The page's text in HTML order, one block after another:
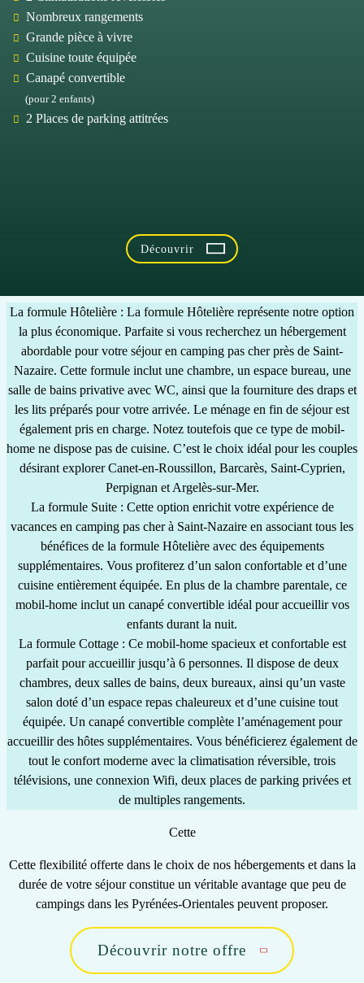
Découvrir
Nombreux rangements
Grande pièce à vivre
Cuisine toute équipée
Canapé convertible
(pour 2 enfants)
2 Places de parking attitrées
La formule Hôtelière : La formule Hôtelière représente notre option
la plus économique. Parfaite si vous recherchez un hébergement
abordable pour votre séjour en camping pas cher près de Saint-
Nazaire. Cette formule inclut une chambre, un espace bureau, une
salle de bains privative avec WC, ainsi que la fourniture des draps et
les lits préparés pour votre arrivée. Le ménage en fin de séjour est
également pris en charge. Notez toutefois que ce type de mobil-
home ne dispose pas de cuisine. C’est le choix idéal pour les couples
désirant explorer Canet-en-Roussillon, Barcarès, Saint-Cyprien,
Perpignan et Argelès-sur-Mer.
La formule Suite: Cette option enrichit votre expérience de
vacances en camping pas cher à Saint-Nazaire en associant tous les
bénéfices de la formule Hôtelière avec des équipements
supplémentaires. Vous profiterez d’un salon confortable et d’une
cuisine entièrement équipée. En plus de la chambre parentale, ce
mobil-home inclut un canapé convertible idéal pour accueillir vos
enfants durant la nuit.
La formule Cottage: Ce mobil-home spacieux et confortableest
parfait pour accueillir jusqu’à 6 personnes. Il dispose de deux
chambres, deux salles de bains, deux bureaux, ainsi qu’un vaste
salon doté d’un espace repas chaleureux et d’une cuisine tout
équipée. Un canapé convertible complète l’aménagement pour
accueillir des hôtes supplémentaires. Vous bénéficierez également de
tout le confort moderne avec la climatisation réversible, trois
télévisions, une connexion Wifi, deux places de parking privées et
de multiples rangements.
Cette
Cette flexibilitéofferte dans le choix de nos hébergements et dans la
durée de votre séjour constitue un véritable avantage que peu de
campings dans les Pyrénées-Orientales peuvent proposer.
Découvrir notre offre